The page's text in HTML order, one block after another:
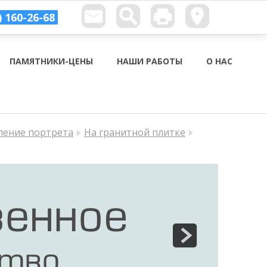
160-26-68
ПАМЯТНИКИ-ЦЕНЫ НАШИ РАБОТЫ О НАС
портрета На гранитной плитке